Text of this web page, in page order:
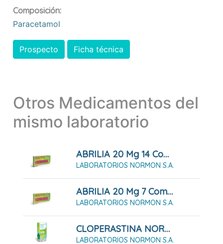
Composición:
Paracetamol
Prospecto Ficha técnica
Otros Medicamentos del
mismo laboratorio
ABRILIA 20 Mg 14 Comprimidos
LABORATORIOS NORMON S.A.
ABRILIA 20 Mg 7 Comprimidos
LABORATORIOS NORMON S.A.
CLOPERASTINA NORMON 3,54 Mg/ml Suspensión Oral 120ml
LABORATORIOS NORMON S.A.